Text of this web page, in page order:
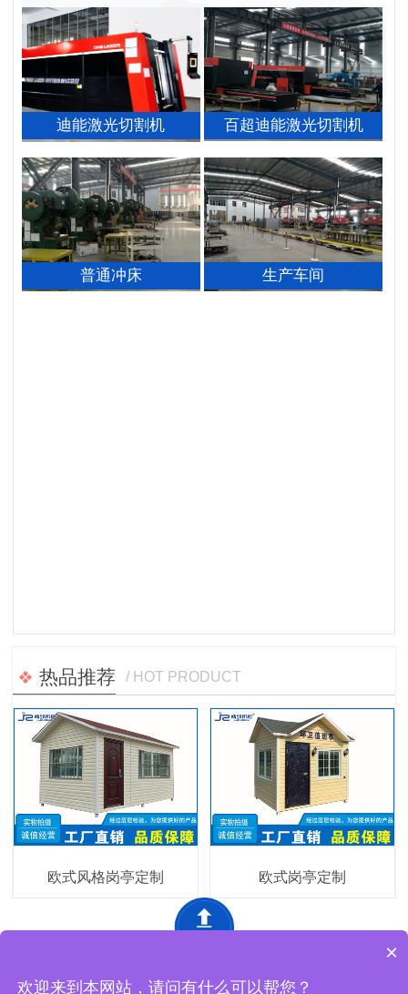
迪能激光切割机 百超迪能激光切割机
普通冲床 生产车间
热品推荐 / HOT PRODUCT
欧式风格岗亭定制 欧式岗亭定制
深圳市精致网络设备有限公司 版权所有
×
欢迎来到本网站，请问有什么可以帮您？